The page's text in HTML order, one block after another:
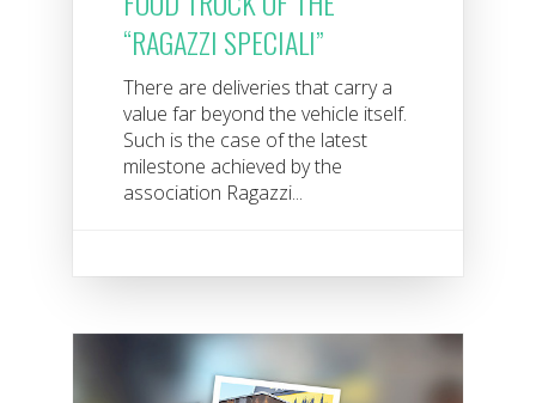
“RAGAZZI SPECIALI”
There are deliveries that carry a
value far beyond the vehicle itself.
Such is the case of the latest
milestone achieved by the
association Ragazzi...